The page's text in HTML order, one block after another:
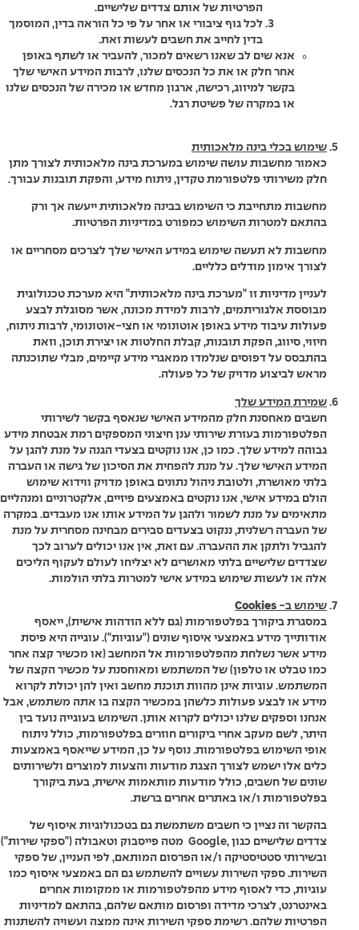
הפרטיות של אותם צדדים שלישיים.
לכל גוף ציבורי או אחר על פי כל הוראה בדין, המוסמך
בדין לחייב את חשבים לעשות זאת.
אנא שים לב שאנו רשאים למכור, להעביר או לשתף באופן
אחר חלק או את כל הנכסים שלנו, לרבות המידע האישי שלך
בקשר למיזוג, רכישה, ארגון מחדש או מכירה של הנכסים שלנו
או במקרה של פשיטת רגל.
שימוש בכלי בינה מלאכותית
כאמור מחשבות עושה שימוש במערכת בינה מלאכותית לצורך מתן
חלק משירותי פלטפורמת טקדין, ניתוח מידע, והפקת תובנות עבורך.
מחשבות מתחייבת כי השימוש בבינה מלאכותית ייעשה אך ורק
בהתאם למטרות השימוש כמפורט במדיניות הפרטיות.
מחשבות לא תעשה שימוש במידע האישי שלך לצרכים מסחריים או
לצורך אימון מודלים כלליים.
לעניין מדיניות זו "מערכת בינה מלאכותית" היא מערכת טכנולוגית
מבוססת אלגוריתמים, לרבות למידת מכונה, אשר מסוגלת לבצע
פעולות עיבוד מידע באופן אוטונומי או חצי-אוטונומי, לרבות ניתוח,
חיזוי, סיווג, הפקת תובנות, קבלת החלטות או יצירת תוכן, וזאת
בהתבסס על דפוסים שנלמדו ממאגרי מידע קיימים, מבלי שתוכנתה
מראש לביצוע מדויק של כל פעולה.
שמירת המידע שלך
חשבים מאחסנת חלק מהמידע האישי שנאסף בקשר לשירותי
הפלטפורמות בעזרת שירותי ענן חיצוני המספקים רמת אבטחת מידע
גבוהה למידע שלך. כמו כן, אנו נוקטים בצעדי הגנה על מנת להגן על
המידע האישי שלך. על מנת להפחית את הסיכון של גישה או העברה
בלתי מאושרת, ולטובת ניהול נתונים באופן מדויק ווידוא שימוש
הולם במידע אישי, אנו נוקטים באמצעים פיזיים, אלקטרוניים ומנהליים
מתאימים על מנת לשמור ולהגן על המידע אותו אנו מעבדים. במקרה
של העברה רשלנית, ננקוט בצעדים סבירים מבחינה מסחרית על מנת
להגביל ולתקן את ההעברה. עם זאת, אין אנו יכולים לערוב לכך
שצדדים שלישיים בלתי מאושרים לא יצליחו לעולם לעקוף הליכים
אלה או לעשות שימוש במידע אישי למטרות בלתי הולמות.
שימוש ב- Cookies
במסגרת ביקורך בפלטפורמות (גם ללא הזדהות אישית), ייאסף
אודותייך מידע באמצעי איסוף שונים ("עוגיות"). עוגייה היא פיסת
מידע אשר נשלחת מהפלטפורמות אל המחשב (או מכשיר קצה אחר
כמו טבלט או טלפון) של המשתמש ומאוחסנת על מכשיר הקצה של
המשתמש. עוגיות אינן מהוות תוכנת מחשב ואין להן יכולת לקרוא
מידע או לבצע פעולות כלשהן במכשיר הקצה בו אתה משתמש, אבל
אנחנו וספקים שלנו יכולים לקרוא אותן. השימוש בעוגייה נועד בין
היתר, לשם מעקב אחרי ביקורים חוזרים בפלטפורמות, כולל ניתוח
אופי השימוש בפלטפורמות. נוסף על כן, המידע שייאסף באמצעות
כלים אלו ישמש לצורך הצגת מודעות והצעות למוצרים ולשירותים
שונים של חשבים, כולל מודעות מותאמות אישית, בעת ביקורך
בפלטפורמות ו/או באתרים אחרים ברשת.
בהקשר זה נציין כי חשבים משתמשת גם בטכנולוגיות איסוף של
צדדים שלישיים כגון ,Google מטה פייסבוק וטאבולה ("ספקי שירות")
ובשירותי סטטיסטיקה ו/או הפרסום המותאם, לפי העניין, של ספקי
השירות. ספקי השירות עשויים להשתמש גם הם באמצעי איסוף כמו
עוגיות, כדי לאסוף מידע מהפלטפורמות או ממקומות אחרים
באינטרנט, לצרכי מדידה ופרסום מותאם שלהם, בהתאם למדיניות
הפרטיות שלהם. רשימת ספקי השירות אינה ממצה ועשויה להשתנות